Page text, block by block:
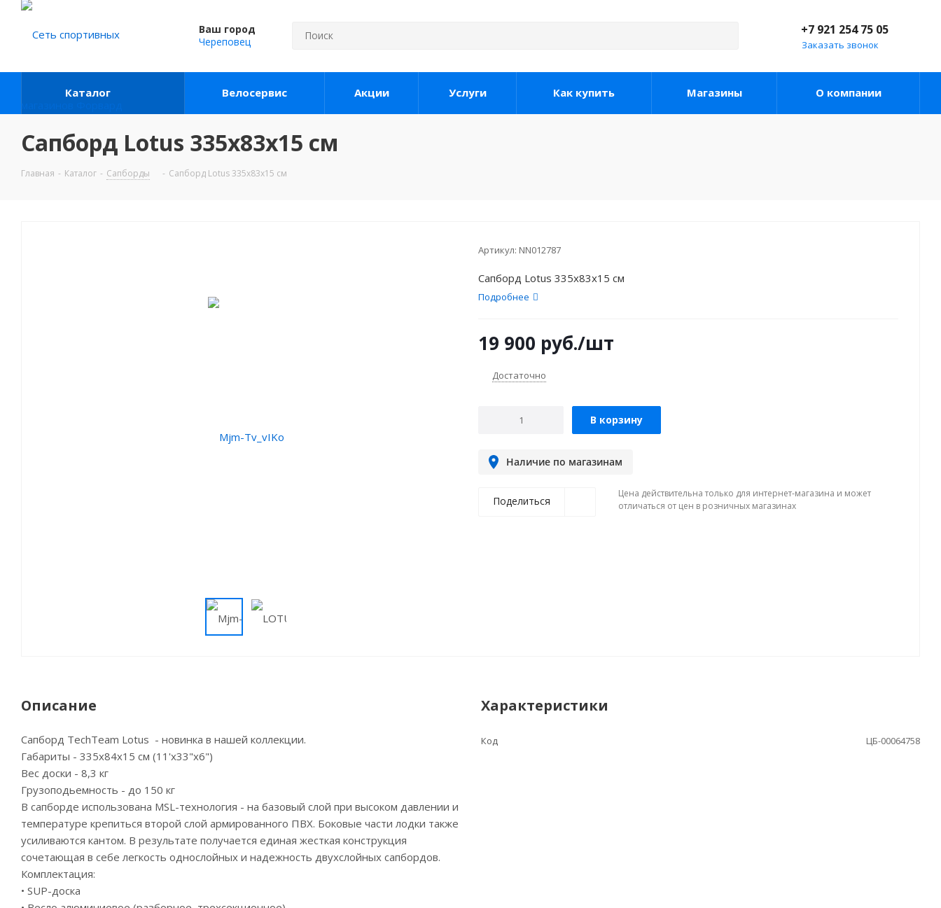
Ваш город
Череповец
+7 921 254 75 05
Заказать звонок
Каталог Велосервис Акции Услуги Как купить Магазины О компании
Сапборд Lotus 335x83x15 см
Главная - Каталог - Сапборды - Сапборд Lotus 335x83x15 см
Артикул: NN012787
Сапборд Lotus 335x83x15 см
Подробнее
19 900 руб./шт
Достаточно
В корзину
Наличие по магазинам
Поделиться
Цена действительна только для интернет-магазина и может
отличаться от цен в розничных магазинах
Описание
Сапборд TechTeam Lotus - новинка в нашей коллекции.
Габариты - 335x84x15 см (11'х33"х6")
Вес доски - 8,3 кг
Грузоподьемность - до 150 кг
В сапборде использована MSL-технология - на базовый слой при высоком давлении и
температуре крепиться второй слой армированного ПВХ. Боковые части лодки также
усиливаются кантом. В результате получается единая жесткая конструкция
сочетающая в себе легкость однослойных и надежность двухслойных сапбордов.
Комплектация:
• SUP-доска
Характеристики
Код ЦБ-00064758